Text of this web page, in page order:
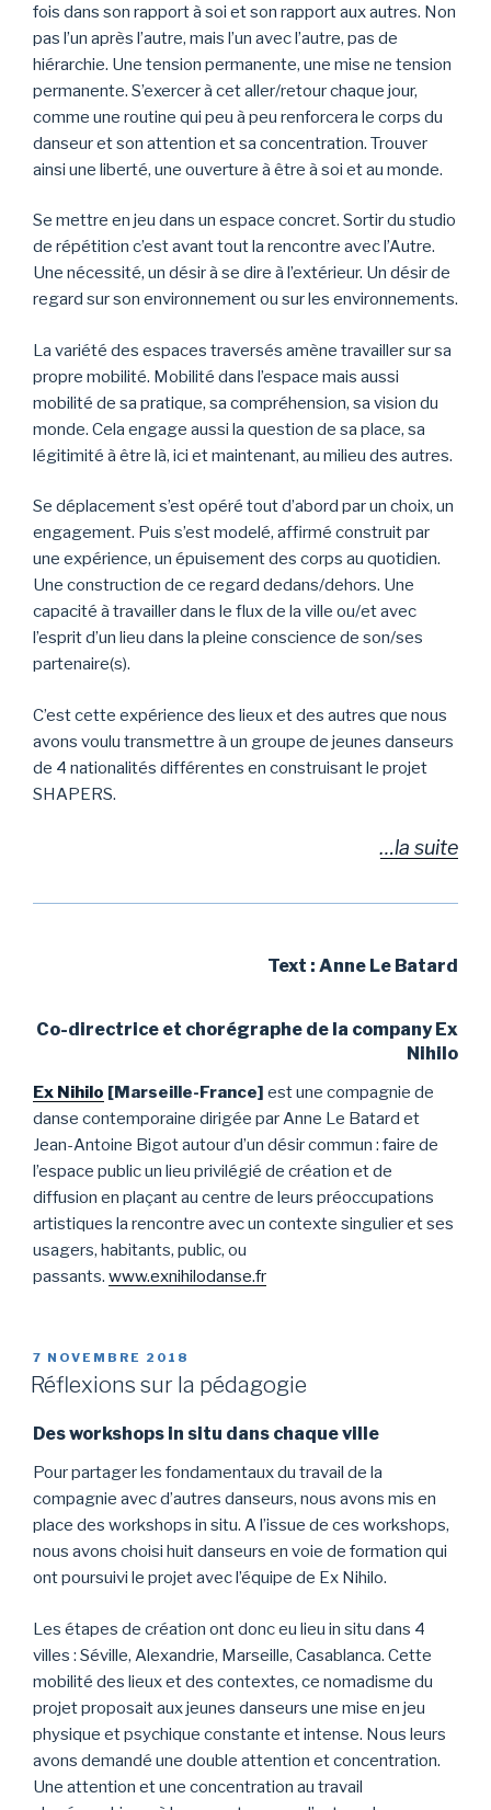
fois dans son rapport à soi et son rapport aux autres. Non
pas l’un après l’autre, mais l’un avec l’autre, pas de
hiérarchie. Une tension permanente, une mise ne tension
permanente. S’exercer à cet aller/retour chaque jour,
comme une routine qui peu à peu renforcera le corps du
danseur et son attention et sa concentration. Trouver
ainsi une liberté, une ouverture à être à soi et au monde.
Se mettre en jeu dans un espace concret. Sortir du studio
de répétition c’est avant tout la rencontre avec l’Autre.
Une nécessité, un désir à se dire à l’extérieur. Un désir de
regard sur son environnement ou sur les environnements.
La variété des espaces traversés amène travailler sur sa
propre mobilité. Mobilité dans l’espace mais aussi
mobilité de sa pratique, sa compréhension, sa vision du
monde. Cela engage aussi la question de sa place, sa
légitimité à être là, ici et maintenant, au milieu des autres.
Se déplacement s’est opéré tout d’abord par un choix, un
engagement. Puis s’est modelé, affirmé construit par
une expérience, un épuisement des corps au quotidien.
Une construction de ce regard dedans/dehors. Une
capacité à travailler dans le flux de la ville ou/et avec
l’esprit d’un lieu dans la pleine conscience de son/ses
partenaire(s).
C’est cette expérience des lieux et des autres que nous
avons voulu transmettre à un groupe de jeunes danseurs
de 4 nationalités différentes en construisant le projet
SHAPERS.
…la suite
Text : Anne Le Batard
Co-directrice et chorégraphe de la company Ex
Nihilo
Ex Nihilo [Marseille-France] est une compagnie de
danse contemporaine dirigée par Anne Le Batard et
Jean-Antoine Bigot autour d’un désir commun : faire de
l’espace public un lieu privilégié de création et de
diffusion en plaçant au centre de leurs préoccupations
artistiques la rencontre avec un contexte singulier et ses
usagers, habitants, public, ou
passants. www.exnihilodanse.fr
PUBLIÉ
LE
7 NOVEMBRE 2018
Réflexions sur la pédagogie
Des workshops in situ dans chaque ville
Pour partager les fondamentaux du travail de la
compagnie avec d’autres danseurs, nous avons mis en
place des workshops in situ. A l’issue de ces workshops,
nous avons choisi huit danseurs en voie de formation qui
ont poursuivi le projet avec l’équipe de Ex Nihilo.
Les étapes de création ont donc eu lieu in situ dans 4
villes : Séville, Alexandrie, Marseille, Casablanca. Cette
mobilité des lieux et des contextes, ce nomadisme du
projet proposait aux jeunes danseurs une mise en jeu
physique et psychique constante et intense. Nous leurs
avons demandé une double attention et concentration.
Une attention et une concentration au travail